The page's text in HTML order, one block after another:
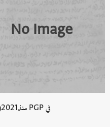
No Image
في PGP منذ 2021